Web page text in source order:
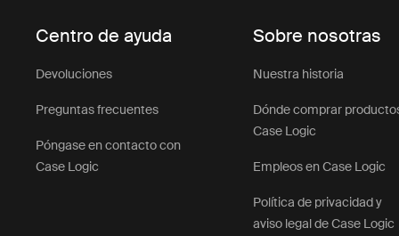
Centro de ayuda
Devoluciones
Preguntas frecuentes
Póngase en contacto con
Case Logic
Sobre nosotras
Nuestra historia
Dónde comprar
Case Logic
Empleos en Case Logic
Política de privacidad y
aviso legal de Case Logic